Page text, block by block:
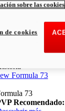
Formula 73
73
sobre las cookies
de cookies